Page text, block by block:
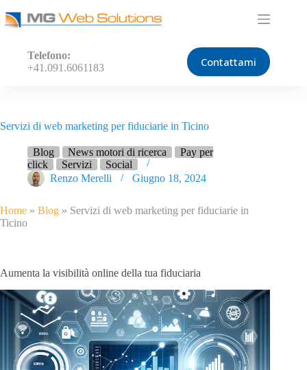
al
contenuto
Telefono:
+41.091.6061183
Contattami
Servizi di web marketing per fiduciarie in Ticino
Blog News motori di ricerca
Pay per
click
Servizi
Social
Renzo Merelli
Giugno 18, 2024
Home » Blog » Servizi di web marketing per fiduciarie in
Ticino
Aumenta la visibilità online della tua fiduciaria